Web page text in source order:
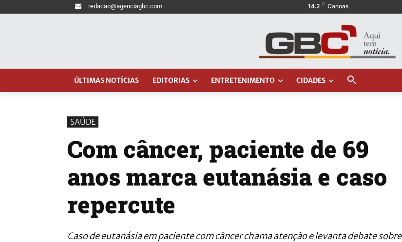
redacao@agenciagbc.com 14.2 C Canoas
ÚLTIMAS NOTÍCIAS EDITORIAS ENTRETENIMENTO CIDADES
SAÚDE
Com câncer, paciente de 69
anos marca eutanásia e caso
repercute
Caso de eutanásia em paciente com câncer chama atenção e levanta debate sobre